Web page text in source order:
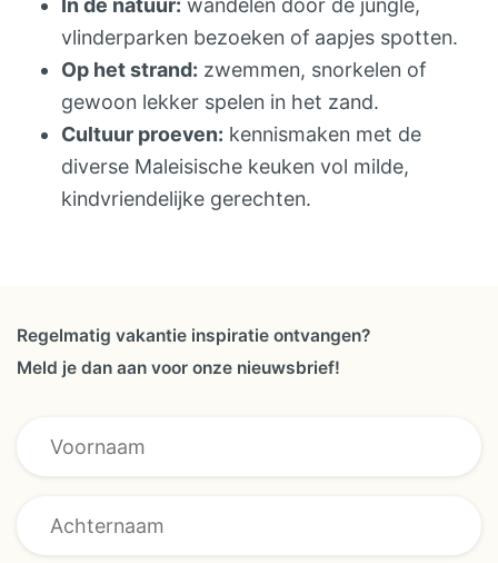
intercontinentale vluchten: Amsterdam –
Kuala Lumpur – Amsterdam (andere
Europese luchthaven mogelijk) – optionele
excursies – lokale uitgaven – overige
entreegelden
In de natuur: wandelen door de jungle,
vlinderparken bezoeken of aapjes spotten.
Op het strand: zwemmen, snorkelen of
gewoon lekker spelen in het zand.
Cultuur proeven: kennismaken met de
diverse Maleisische keuken vol milde,
kindvriendelijke gerechten.
Regelmatig vakantie inspiratie ontvangen?
Meld je dan aan voor onze nieuwsbrief!